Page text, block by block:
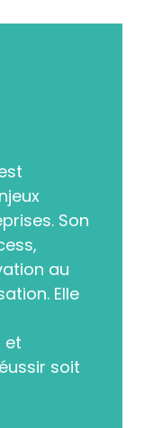
Son
au
Elle
et
soit